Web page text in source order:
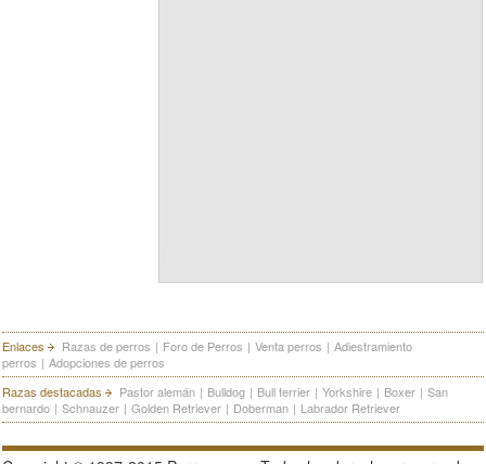
Enlaces Razas de perros | Foro de Perros | Venta perros | Adiestramiento
perros | Adopciones de perros
Razas destacadas
Pastor alemán | Bulldog | Bull terrier | Yorkshire | Boxer | San
bernardo | Schnauzer | Golden Retriever | Doberman | Labrador Retriever